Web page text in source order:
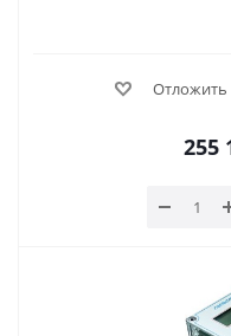
Отложить
255